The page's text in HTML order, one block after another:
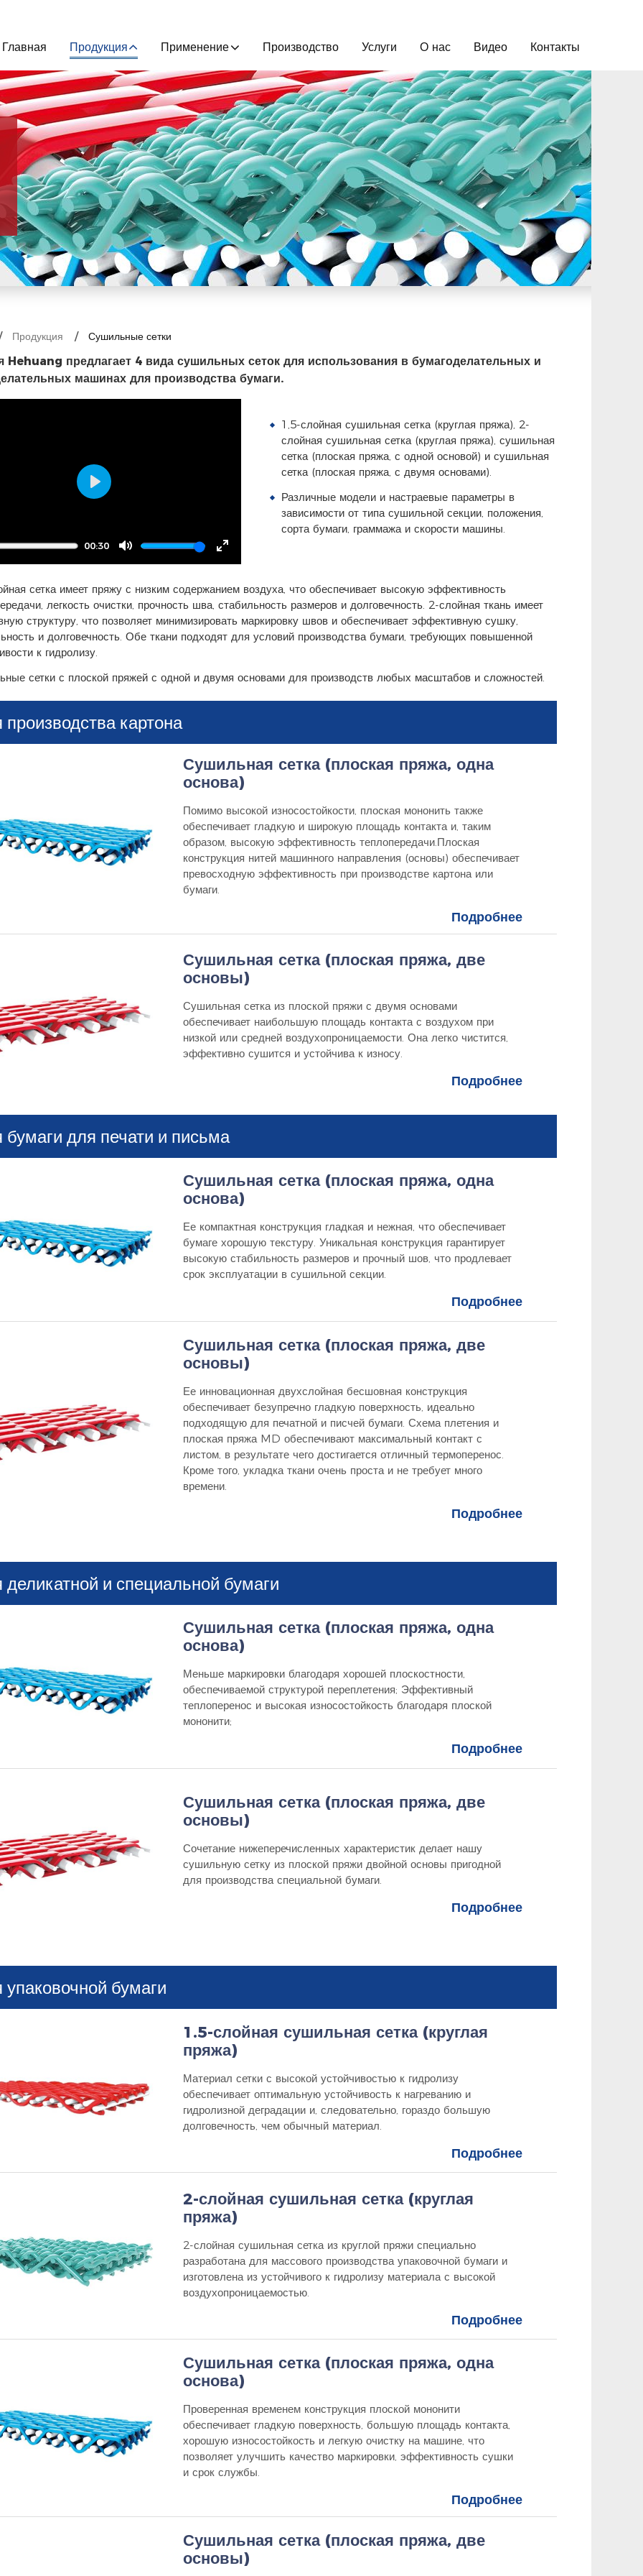
Главная Продукция Применение Производство Услуги О нас Видео Контакты
Продукция Сушильные сетки
Hehuang предлагает 4 вида сушильных сеток для использования в бумагоделательных и
машинах для производства бумаги.
00:30
Mute
Enter
Play
1,5-слойная сушильная сетка (круглая пряжа), 2-
слойная сушильная сетка (круглая пряжа), сушильная
сетка (плоская пряжа, с одной основой) и сушильная
сетка (плоская пряжа, с двумя основами).
Различные модели и настраевые параметры в
зависимости от типа сушильной секции, положения,
сорта бумаги, граммажа и скорости машины.
сетка имеет пряжу с низким содержанием воздуха, что обеспечивает высокую эффективность
легкость очистки, прочность шва, стабильность размеров и долговечность. 2-слойная ткань имеет
структуру, что позволяет минимизировать маркировку швов и обеспечивает эффективную сушку,
и долговечность. Обе ткани подходят для условий производства бумаги, требующих повышенной
к гидролизу.
сетки с плоской пряжей с одной и двумя основами для производств любых масштабов и сложностей.
картона
Сушильная сетка (плоская пряжа, одна
основа)
Помимо высокой износостойкости, плоская мононить также
обеспечивает гладкую и широкую площадь контакта и, таким
образом, высокую эффективность теплопередачи.Плоская
конструкция нитей машинного направления (основы) обеспечивает
превосходную эффективность при производстве картона или
бумаги.
Подробнее
Сушильная сетка (плоская пряжа, две
основы)
Сушильная сетка из плоской пряжи с двумя основами
обеспечивает наибольшую площадь контакта с воздухом при
низкой или средней воздухопроницаемости. Она легко чистится,
эффективно сушится и устойчива к износу.
Подробнее
бумаги для печати и письма
Сушильная сетка (плоская пряжа, одна
основа)
Ее компактная конструкция гладкая и нежная, что обеспечивает
бумаге хорошую текстуру. Уникальная конструкция гарантирует
высокую стабильность размеров и прочный шов, что продлевает
срок эксплуатации в сушильной секции.
Подробнее
Сушильная сетка (плоская пряжа, две
основы)
Ее инновационная двухслойная бесшовная конструкция
обеспечивает безупречно гладкую поверхность, идеально
подходящую для печатной и писчей бумаги. Схема плетения и
плоская пряжа MD обеспечивают максимальный контакт с
листом, в результате чего достигается отличный термоперенос.
Кроме того, укладка ткани очень проста и не требует много
времени.
Подробнее
деликатной и специальной бумаги
Сушильная сетка (плоская пряжа, одна
основа)
Меньше маркировки благодаря хорошей плоскостности,
обеспечиваемой структурой переплетения; Эффективный
теплоперенос и высокая износостойкость благодаря плоской
мононити;
Подробнее
Сушильная сетка (плоская пряжа, две
основы)
Сочетание нижеперечисленных характеристик делает нашу
сушильную сетку из плоской пряжи двойной основы пригодной
для производства специальной бумаги.
Подробнее
упаковочной бумаги
1.5-слойная сушильная сетка (круглая
пряжа)
Материал сетки с высокой устойчивостью к гидролизу
обеспечивает оптимальную устойчивость к нагреванию и
гидролизной деградации и, следовательно, гораздо большую
долговечность, чем обычный материал.
Подробнее
2-слойная сушильная сетка (круглая
пряжа)
2-слойная сушильная сетка из круглой пряжи специально
разработана для массового производства упаковочной бумаги и
изготовлена из устойчивого к гидролизу материала с высокой
воздухопроницаемостью.
Подробнее
Сушильная сетка (плоская пряжа, одна
основа)
Проверенная временем конструкция плоской мононити
обеспечивает гладкую поверхность, большую площадь контакта,
хорошую износостойкость и легкую очистку на машине, что
позволяет улучшить качество маркировки, эффективность сушки
и срок службы.
Подробнее
Сушильная сетка (плоская пряжа, две
основы)